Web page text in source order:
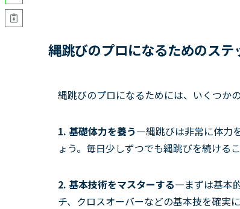
縄跳びのプロになるためのステ
縄跳びのプロになるためには、いくつか
1. 基礎体力を養う—縄跳びは非常に体力
ょう。毎日少しずつでも縄跳びを続ける
2. 基本技術をマスターする—まずは基本
チ、クロスオーバーなどの基本技を確実